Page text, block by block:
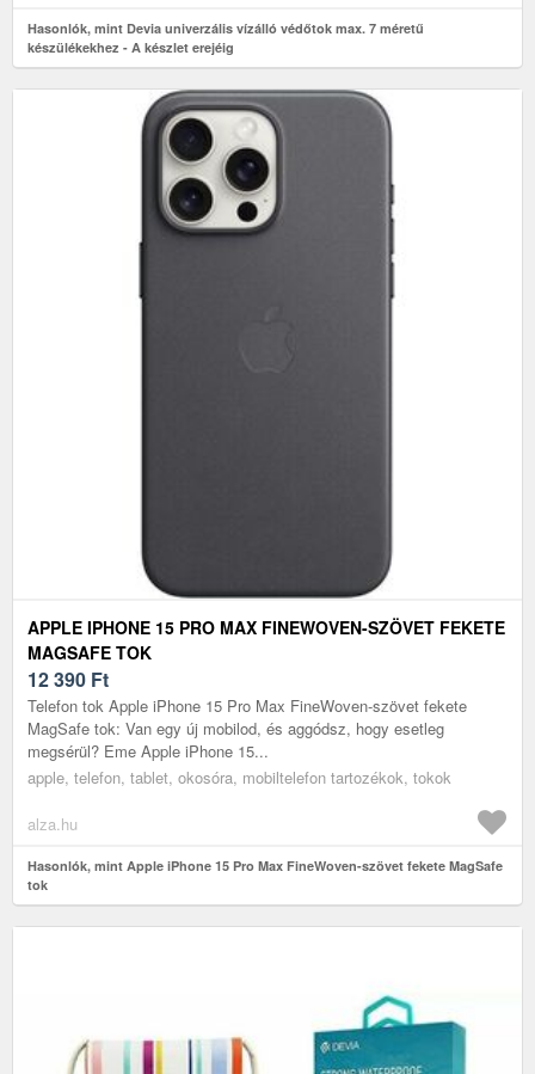
Hasonlók, mint Devia univerzális vízálló védőtok max. 7 méretű
készülékekhez - A készlet erejéig
APPLE IPHONE 15 PRO MAX FINEWOVEN-SZÖVET FEKETE
MAGSAFE TOK
12 390 Ft
Telefon tok Apple iPhone 15 Pro Max FineWoven-szövet fekete
MagSafe tok: Van egy új mobilod, és aggódsz, hogy esetleg
megsérül? Eme Apple iPhone 15...
apple, telefon, tablet, okosóra, mobiltelefon tartozékok, tokok
alza.hu
Hasonlók, mint Apple iPhone 15 Pro Max FineWoven-szövet fekete MagSafe
tok